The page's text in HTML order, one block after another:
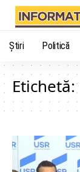
Știri Politică
Etichetă: